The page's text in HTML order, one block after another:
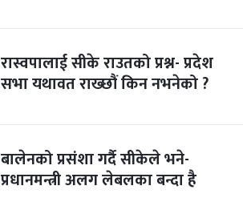
रास्वपालाई सीके राउतको प्रश्न- प्रदेश
सभा यथावत राख्छौं किन नभनेको ?
बालेनको प्रसंशा गर्दै सीकेले भने-
प्रधानमन्त्री अलग लेबलका बन्दा है